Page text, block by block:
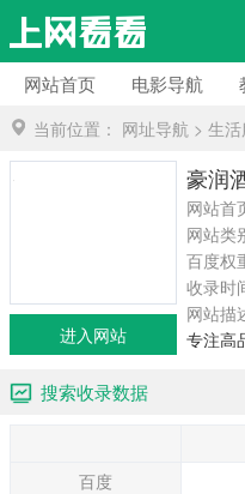
网站首页 电影导航
当前位置： 网址导航 > 生
豪润
网站首
网站类
百度权
收录时
网站描
专注高
以喝
进入网站
搜索收录数据
百度